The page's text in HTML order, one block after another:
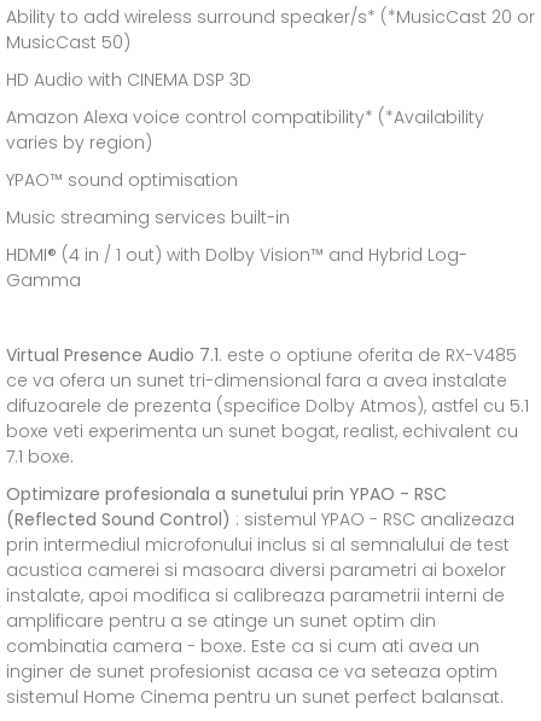
Ability to add wireless surround speaker/s* (*MusicCast 20 or
MusicCast 50)
HD Audio with CINEMA DSP 3D
Amazon Alexa voice control compatibility* (*Availability
varies by region)
YPAO™ sound optimisation
Music streaming services built-in
HDMI® (4 in / 1 out) with Dolby Vision™ and Hybrid Log-
Gamma
Virtual Presence Audio 7.1. este o optiune oferita de RX-V485
ce va ofera un sunet tri-dimensional fara a avea instalate
difuzoarele de prezenta (specifice Dolby Atmos), astfel cu 5.1
boxe veti experimenta un sunet bogat, realist, echivalent cu
7.1 boxe.
Optimizare profesionala a sunetului prin YPAO - RSC
(Reflected Sound Control) : sistemul YPAO - RSC analizeaza
prin intermediul microfonului inclus si al semnalului de test
acustica camerei si masoara diversi parametri ai boxelor
instalate, apoi modifica si calibreaza parametrii interni de
amplificare pentru a se atinge un sunet optim din
combinatia camera - boxe. Este ca si cum ati avea un
inginer de sunet profesionist acasa ce va seteaza optim
sistemul Home Cinema pentru un sunet perfect balansat.